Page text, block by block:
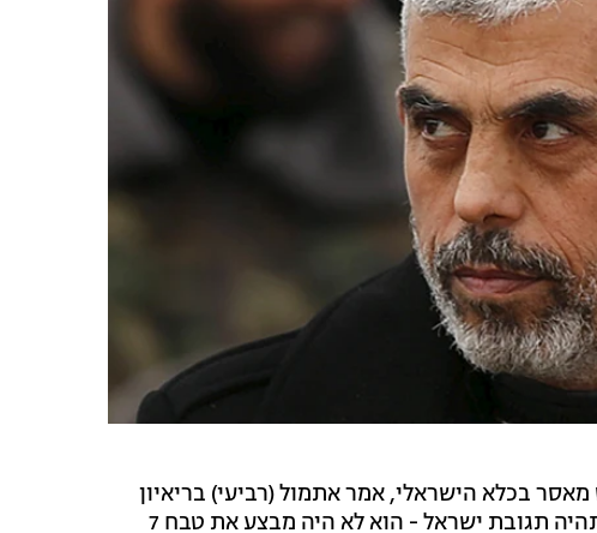
בכלא הישראלי, אמר אתמול (רביעי) בריאיון
לרשת "סקיי" כי אם מנהיג חמאס בעזה "היה יודע שזו תהיה תגובת ישראל - הוא לא היה מבצע את טבח 7